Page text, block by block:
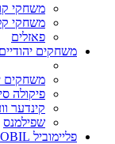
משחקי
משחקי
פאזלים
משחקים יהודיים
משחקים
פיקולה
קינדער
שפילמנס
פליימוביל PLAYMOBIL